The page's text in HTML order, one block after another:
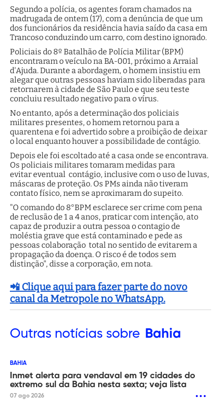
Segundo a polícia, os agentes foram chamados na
madrugada de ontem (17), com a denúncia de que um
dos funcionários da residência havia saído da casa em
Trancoso conduzindo um carro, com destino ignorado.
Policiais do 8º Batalhão de Polícia Militar (BPM)
encontraram o veículo na BA-001, próximo a Arraial
d'Ajuda. Durante a abordagem, o homem insistiu em
alegar que outras pessoas haviam sido liberadas para
retornarem à cidade de São Paulo e que seu teste
concluiu resultado negativo para o vírus.
No entanto, após a determinação dos policiais
militares presentes, o homem retornou para a
quarentena e foi advertido sobre a proibição de deixar
o local enquanto houver a possibilidade de contágio.
Depois ele foi escoltado até a casa onde se encontrava.
Os policiais militares tomaram medidas para
evitar eventual contágio, inclusive com o uso de luvas,
máscaras de proteção. Os PMs ainda não tiveram
contato físico, nem se aproximaram do supeito.
"O comando do 8°BPM esclarece ser crime com pena
de reclusão de 1 a 4 anos, praticar com intenção, ato
capaz de produzir a outra pessoa o contagio de
moléstia grave que está contaminado e pede as
pessoas colaboração total no sentido de evitarem a
propagação da doença. O risco é de todos sem
distinção", disse a corporação, em nota.
📲 Clique aqui para fazer parte do novo
canal da Metropole no WhatsApp.
Outras notícias sobre Bahia
BAHIA
Inmet alerta para vendaval em 19 cidades do
extremo sul da Bahia nesta sexta; veja lista
07 ago 2026